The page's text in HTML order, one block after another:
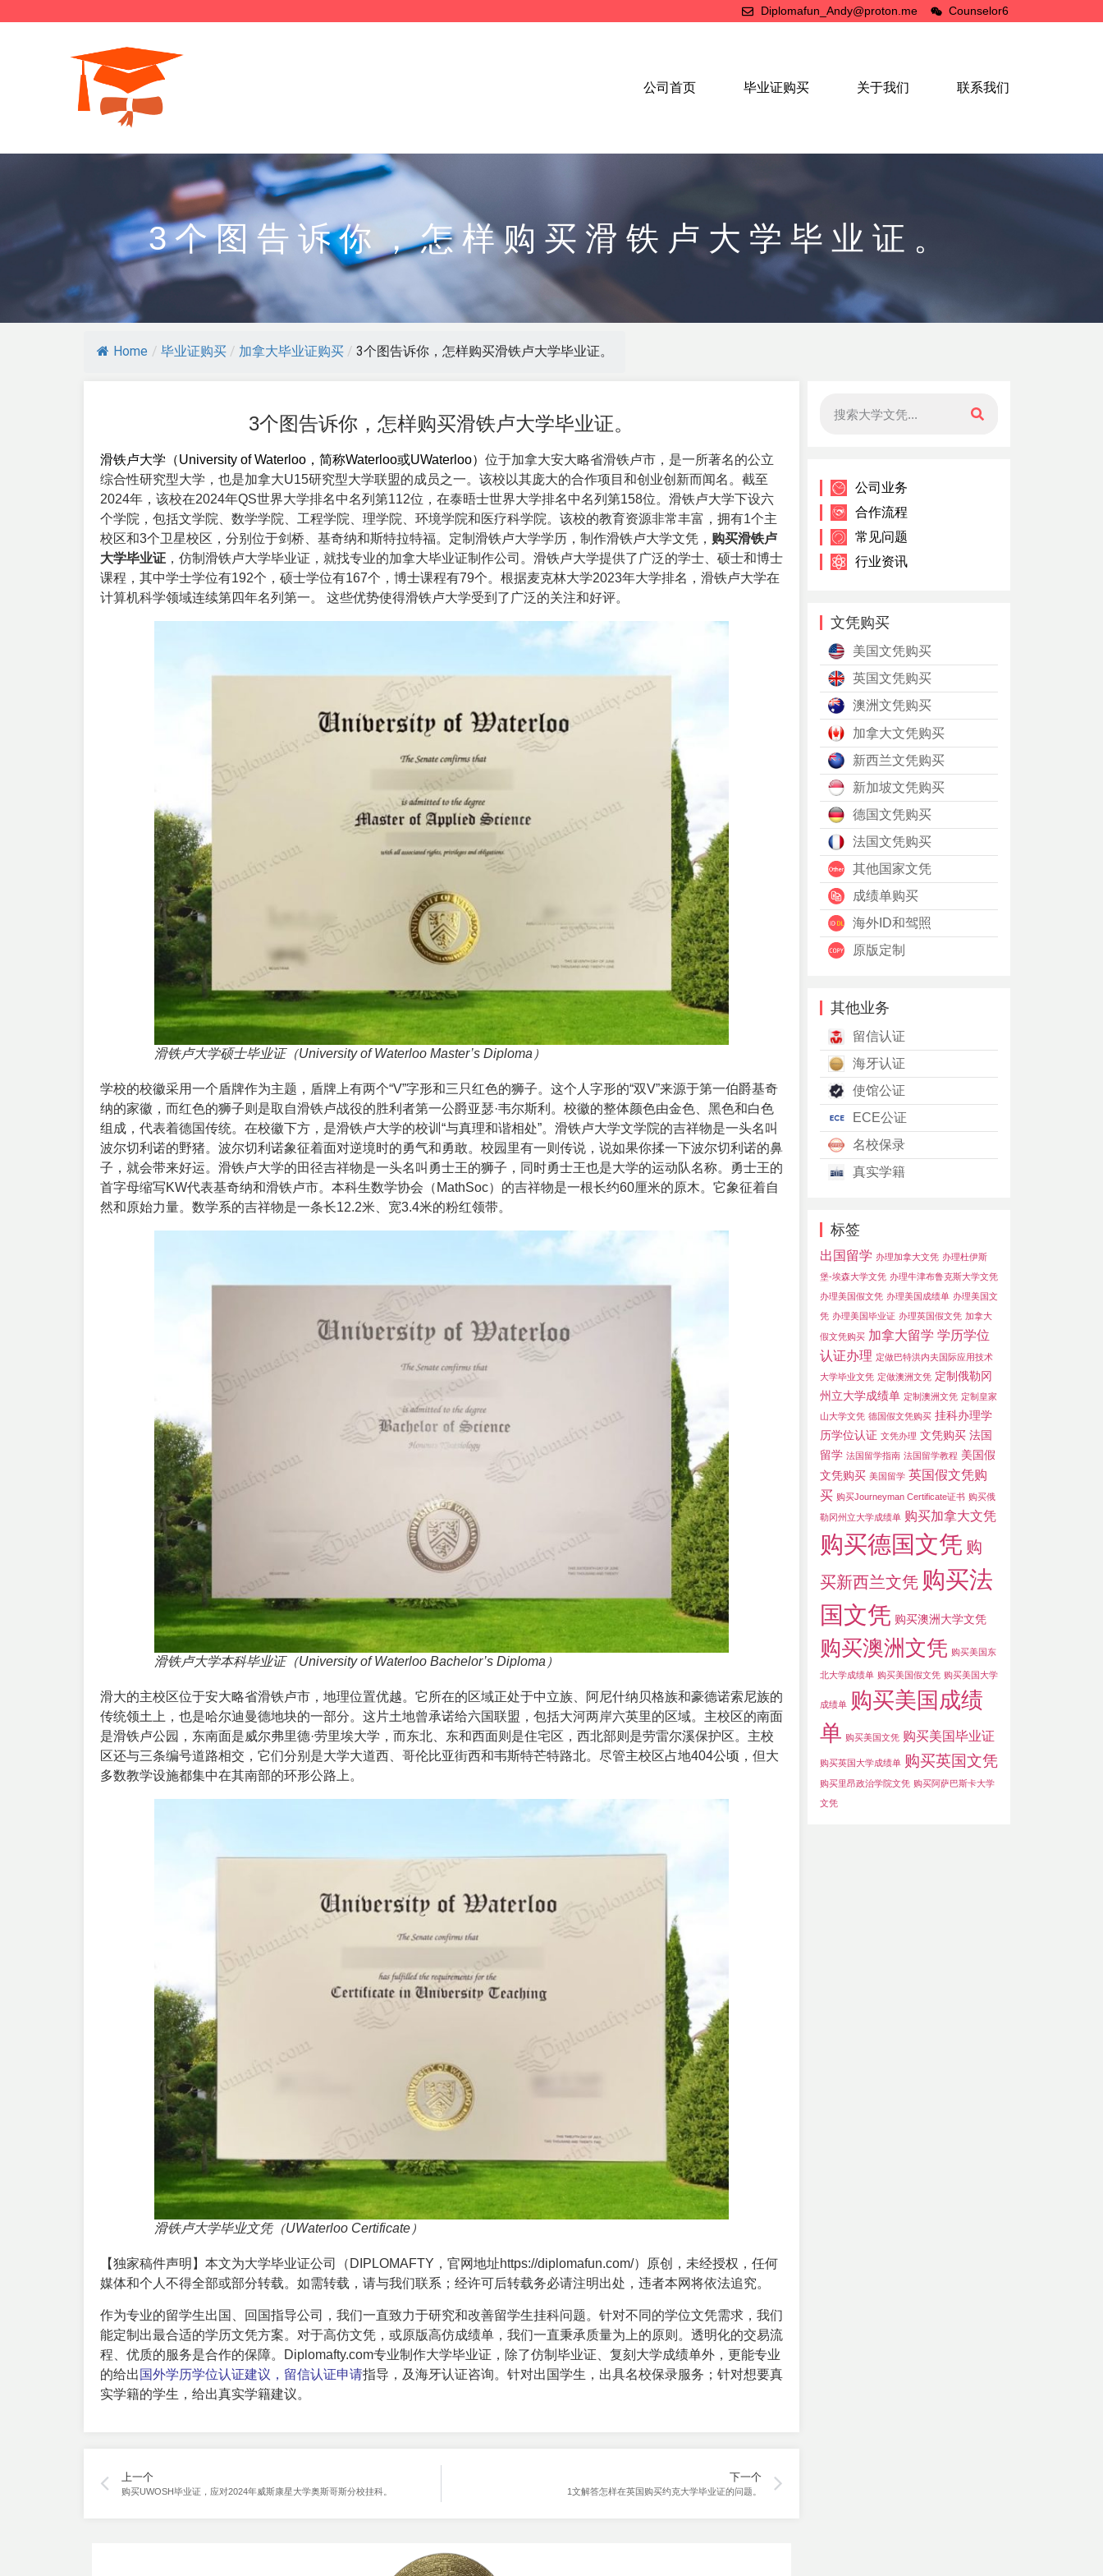
Diplomafun_Andy@proton.me Counselor6
公司首页 毕业证购买 关于我们 联系我们
3个图告诉你，怎样购买滑铁卢大学毕业证。
Home / 毕业证购买 / 加拿大毕业证购买 / 3个图告诉你，怎样购买滑铁卢大学毕业证。
3个图告诉你，怎样购买滑铁卢大学毕业证。
滑铁卢大学（University of Waterloo ，简称Waterloo或UWaterloo） 位于加拿大安大略省滑铁卢市，是一所著名的公立
综合性研究型大学，也是加拿大U15研究型大学联盟的成员之一。该校以其庞大的合作项目和创业创新而闻名。截至
2024年，该校在2024年QS世界大学排名中名列第112位，在泰晤士世界大学排名中名列第158位。滑铁卢大学下设六
个学院，包括文学院、数学学院、工程学院、理学院、环境学院和医疗科学院。该校的教育资源非常丰富，拥有1个主
校区和3个卫星校区，分别位于剑桥、基奇纳和斯特拉特福。定制滑铁卢大学学历，制作滑铁卢大学文凭， 购买滑铁卢
大学毕业证 ，仿制滑铁卢大学毕业证，就找专业的加拿大毕业证制作公司。滑铁卢大学提供了广泛的学士、硕士和博士
课程，其中学士学位有192个，硕士学位有167个，博士课程有79个。根据麦克林大学2023年大学排名，滑铁卢大学在
计算机科学领域连续第四年名列第一。 这些优势使得滑铁卢大学受到了广泛的关注和好评。
滑铁卢大学硕士毕业证（University of Waterloo Master’s Diploma）
学校的校徽采用一个盾牌作为主题，盾牌上有两个“V”字形和三只红色的狮子。这个人字形的“双V”来源于第一伯爵基奇
纳的家徽，而红色的狮子则是取自滑铁卢战役的胜利者第一公爵亚瑟·韦尔斯利。校徽的整体颜色由金色、黑色和白色
组成，代表着德国传统。在校徽下方，是滑铁卢大学的校训“与真理和谐相处”。滑铁卢大学文学院的吉祥物是一头名叫
波尔切利诺的野猪。波尔切利诺象征着面对逆境时的勇气和勇敢。校园里有一则传说，说如果你揉一下波尔切利诺的鼻
子，就会带来好运。滑铁卢大学的田径吉祥物是一头名叫勇士王的狮子，同时勇士王也是大学的运动队名称。勇士王的
首字母缩写KW代表基奇纳和滑铁卢市。本科生数学协会（MathSoc）的吉祥物是一根长约60厘米的原木。它象征着自
然和原始力量。数学系的吉祥物是一条长12.2米、宽3.4米的粉红领带。
滑铁卢大学本科毕业证（University of Waterloo Bachelor’s Diploma）
滑大的主校区位于安大略省滑铁卢市，地理位置优越。它所在的区域正处于中立族、阿尼什纳贝格族和豪德诺索尼族的
传统领土上，也是哈尔迪曼德地块的一部分。这片土地曾承诺给六国联盟，包括大河两岸六英里的区域。主校区的南面
是滑铁卢公园，东南面是威尔弗里德·劳里埃大学，而东北、东和西面则是住宅区，西北部则是劳雷尔溪保护区。主校
区还与三条编号道路相交，它们分别是大学大道西、哥伦比亚街西和韦斯特芒特路北。尽管主校区占地404公顷，但大
多数教学设施都集中在其南部的环形公路上。
滑铁卢大学毕业文凭（UWaterloo Certificate）
【独家稿件声明】本文为大学毕业证公司（DIPLOMAFTY，官网地址https://diplomafun.com/）原创，未经授权，任何
媒体和个人不得全部或部分转载。如需转载，请与我们联系；经许可后转载务必请注明出处，违者本网将依法追究。
作为专业的留学生出国、回国指导公司，我们一直致力于研究和改善留学生挂科问题。针对不同的学位文凭需求，我们
能定制出最合适的学历文凭方案。对于高仿文凭，或原版高仿成绩单，我们一直秉承质量为上的原则。透明化的交易流
程、优质的服务是合作的保障。Diplomafty.com专业制作大学毕业证 ，除了仿制毕业证、复刻大学成绩单外，更能专业
的给出 国外学历学位认证建议，留信认证申请指导，及海牙认证咨询。针对出国学生，出具名校保录服务；针对想要真
实学籍的学生，给出真实学籍建议。
上一个
购买UWOSH毕业证，应对2024年威斯康星大学奥斯哥斯分校挂科。
下一个
1文解答怎样在英国购买约克大学毕业证的问题。
公司业务
合作流程
常见问题
行业资讯
文凭购买
美国文凭购买
英国文凭购买
澳洲文凭购买
加拿大文凭购买
新西兰文凭购买
新加坡文凭购买
德国文凭购买
法国文凭购买
其他国家文凭
成绩单购买
海外ID和驾照
原版定制
其他业务
留信认证
海牙认证
使馆公证
ECE公证
名校保录
真实学籍
标签
出国留学 办理加拿大文凭 办理杜伊斯
堡-埃森大学文凭 办理牛津布鲁克斯大学文凭
办理美国假文凭 办理美国成绩单 办理美国文
凭 办理美国毕业证 办理英国假文凭 加拿大
假文凭购买 加拿大留学 学历学位
认证办理 定做巴特洪内夫国际应用技术
大学毕业文凭 定做澳洲文凭 定制俄勒冈
州立大学成绩单 定制澳洲文凭 定制皇家
山大学文凭 德国假文凭购买 挂科办理学
历学位认证 文凭办理 文凭购买 法国
留学 法国留学指南 法国留学教程 美国假
文凭购买 美国留学 英国假文凭购
买 购买Journeyman Certificate证书 购买俄
勒冈州立大学成绩单 购买加拿大文凭
购买德国文凭 购
买新西兰文凭 购买法
国文凭 购买澳洲大学文凭
购买澳洲文凭 购买美国东
北大学成绩单 购买美国假文凭 购买美国大学
成绩单 购买美国成绩
单 购买美国文凭 购买美国毕业证
购买英国大学成绩单 购买英国文凭
购买里昂政治学院文凭 购买阿萨巴斯卡大学
文凭